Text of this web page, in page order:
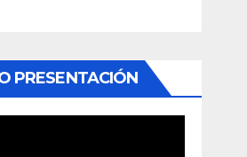
PRESENTACIÓN